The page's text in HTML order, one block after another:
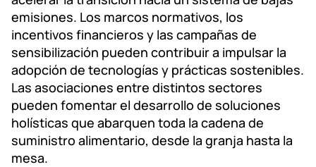
emisiones. Los marcos normativos, los
incentivos financieros y las campañas de
sensibilización pueden contribuir a impulsar la
adopción de tecnologías y prácticas sostenibles.
Las asociaciones entre distintos sectores
pueden fomentar el desarrollo de soluciones
holísticas que abarquen toda la cadena de
suministro alimentario, desde la granja hasta la
mesa.